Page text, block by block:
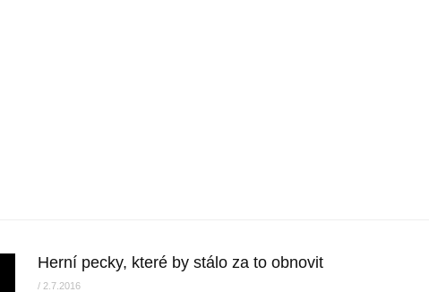
Herní pecky, které by stálo za to obnovit
/ 2.7.2016